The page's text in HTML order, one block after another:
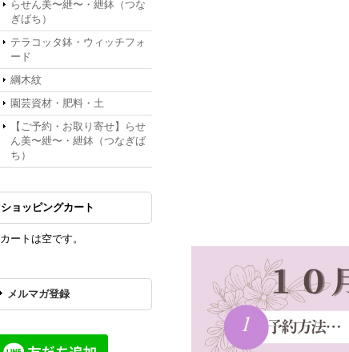
らせん美〜紲〜・紲鉢（つな
ぎばち）
テラコッタ鉢・ウィッチフォ
ード
綱木紋
園芸資材・肥料・土
【ご予約・お取り寄せ】らせ
ん美〜紲〜・紲鉢（つなぎば
ち）
ショッピングカート
カートは空です。
メルマガ登録